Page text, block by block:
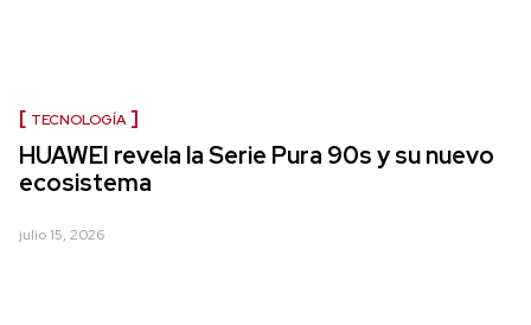
TECNOLOGÍA
HUAWEI revela la Serie Pura 90s y su nuevo
ecosistema
julio 15, 2026